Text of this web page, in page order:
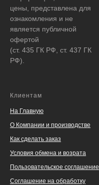
цены, представлена для
ознакомления и не
является публичной
офертой
(ст. 435 ГК РФ, ст. 437 ГК
РФ).
Клиентам
На Главную
О Компании и производстве
Как сделать заказ
Условия обмена и возрата
Пользовательское соглашение
Соглашение на обработку